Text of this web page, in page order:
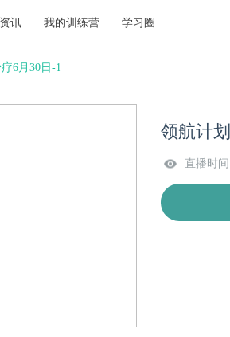
资讯 我的训练营 学习圈
6月30日-1
领航计
直播时